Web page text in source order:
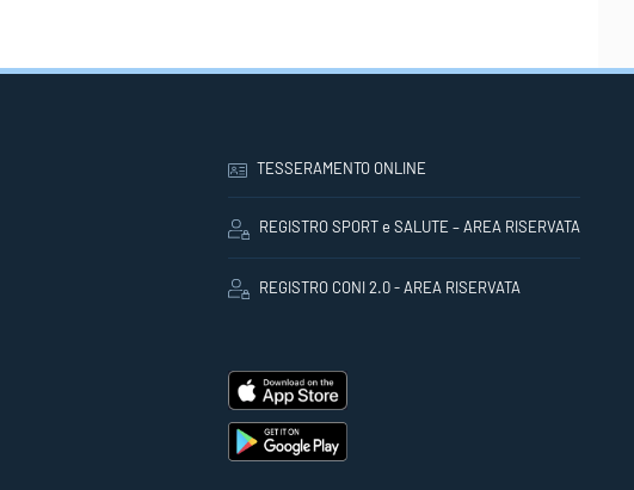
TESSERAMENTO ONLINE
REGISTRO SPORT e SALUTE – AREA RISERVATA
REGISTRO CONI 2.0 - AREA RISERVATA